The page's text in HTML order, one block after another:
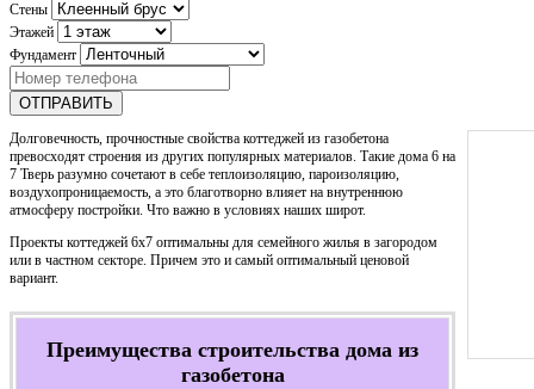
Стены
Этажей
Фундамент
ОТПРАВИТЬ
Долговечность, прочностные свойства коттеджей из газобетона
превосходят строения из других популярных материалов. Такие дома 6 на
7 Тверь разумно сочетают в себе теплоизоляцию, пароизоляцию,
воздухопроницаемость, а это благотворно влияет на внутреннюю
атмосферу постройки. Что важно в условиях наших широт.
Проекты коттеджей 6х7 оптимальны для семейного жилья в загородом
или в частном секторе. Причем это и самый оптимальный ценовой
вариант.
Преимущества строительства дома из
газобетона